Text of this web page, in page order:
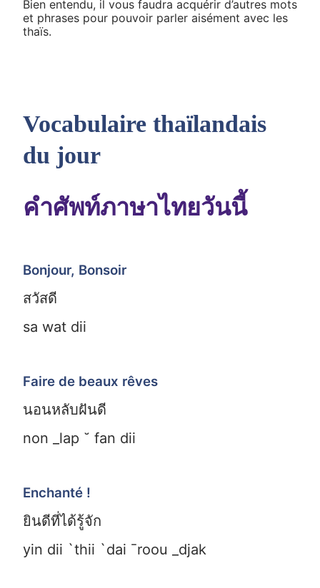
Bien entendu, il vous faudra acquérir d’autres mots
et phrases pour pouvoir parler aisément avec les
thaïs.
Vocabulaire thaïlandais
du jour
คำศัพท์ภาษาไทยวันนี้
Bonjour, Bonsoir
สวัสดี
sa wat dii
Faire de beaux rêves
นอนหลับฝันดี
non _lap ˘ fan dii
Enchanté !
ยินดีที่ได้รู้จัก
yin dii `thii `dai ¯roou _djak